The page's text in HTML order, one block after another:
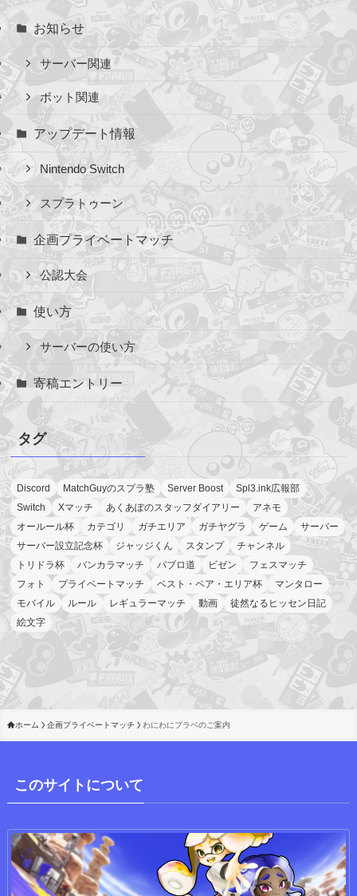
お知らせ
サーバー関連
ボット関連
アップデート情報
Nintendo Switch
スプラトゥーン
企画プライベートマッチ
公認大会
使い方
サーバーの使い方
寄稿エントリー
タグ
Discord MatchGuyのスプラ塾 Server Boost
Spl3.ink広報部
Switch
Xマッチ あくあぽのスタッフダイアリー
アネモ
オールール杯
カテゴリ ガチエリア ガチヤグラ ゲーム
サーバー
サーバー設立記念杯
ジャッジくん スタンプ
チャンネル
トリドラ杯
バンカラマッチ パブロ道 ビゼン
フェスマッチ
フォト
プライベートマッチ ベスト・ペア・エリア杯
マンタロー
モバイル
ルール レギュラーマッチ 動画
徒然なるヒッセン日記
絵文字
ホーム 企画プライベートマッチ わにわにプラベのご案内
このサイトについて